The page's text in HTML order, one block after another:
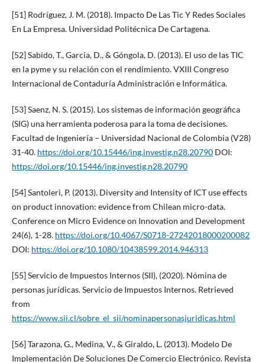
[51] Rodríguez, J. M. (2018). Impacto De Las Tic Y Redes Sociales
En La Empresa. Universidad Politécnica De Cartagena.
[52] Sabido, T., García, D., & Góngola, D. (2013). El uso de las TIC
en la pyme y su relación con el rendimiento. VXIII Congreso
Internacional de Contaduría Administración e Informática.
[53] Saenz, N. S. (2015). Los sistemas de información geográfica
(SIG) una herramienta poderosa para la toma de decisiones.
Facultad de Ingeniería – Universidad Nacional de Colombia (V28)
31-40. https://doi.org/10.15446/ing.investig.n28.20790DOI:
https://doi.org/10.15446/ing.investig.n28.20790
[54] Santoleri, P. (2013). Diversity and Intensity of ICT use effects
on product innovation: evidence from Chilean micro-data.
Conference on Micro Evidence on Innovation and Development
24(6), 1-28. https://doi.org/10.4067/S0718-27242018000200082
DOI: https://doi.org/10.1080/10438599.2014.946313
[55] Servicio de Impuestos Internos (SII), (2020). Nómina de
personas jurídicas. Servicio de Impuestos Internos. Retrieved
from
https://www.sii.cl/sobre_el_sii/nominapersonasjuridicas.html
[56] Tarazona, G., Medina, V., & Giraldo, L. (2013). Modelo De
Implementación De Soluciones De Comercio Electrónico. Revista